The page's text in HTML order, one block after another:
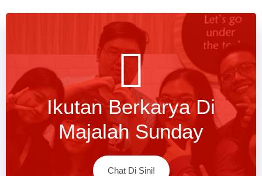
Ikutan Berkarya Di
Majalah Sunday
Chat Di Sini!